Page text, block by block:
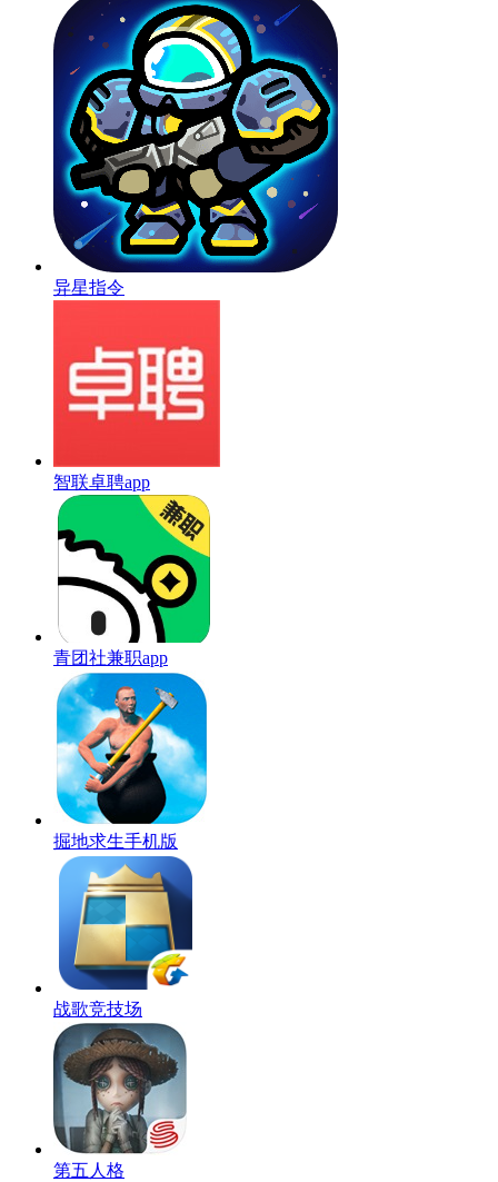
异星指令
智联卓聘app
青团社兼职app
掘地求生手机版
战歌竞技场
第五人格